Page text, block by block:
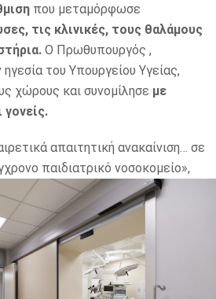
που μεταμόρφωσε
τις κλινικές, τους θαλάμους
Ο Πρωθυπουργός ,
του Υπουργείου Υγείας,
χώρους και συνομίλησε με
απαιτητική ανακαίνιση… σε
παιδιατρικό νοσοκομείο»,